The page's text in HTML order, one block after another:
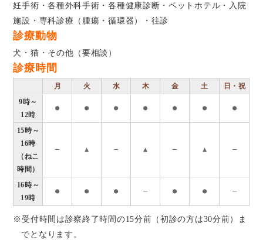
妊手術・各種外科手術・各種健康診断・ペットホテル・入院
施設・専科診療（腫瘍・循環器）・往診
診療動物
犬・猫・その他（要相談）
診療時間
月 火 水 木 金 土
日・祝
9時～
12時
● ● ● ● ● ● ●
15時～
16時
（ねこ
時間）
― ▲ ― ▲ ― ▲ ―
16時～
19時
● ● ● ― ● ● ―
※受付時間は診察終了時間の15分前（初診の方は30分前）ま
でとなります。